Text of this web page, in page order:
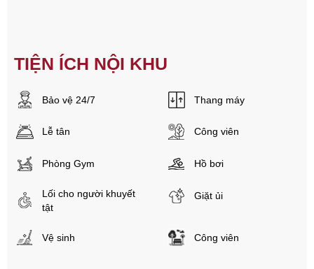
TIỆN ÍCH NỘI KHU
Bảo vệ 24/7 Thang máy
Lễ tân Công viên
Phòng Gym Hồ bơi
Lối cho người khuyết
tật
Giặt ủi
Vệ sinh Công viên